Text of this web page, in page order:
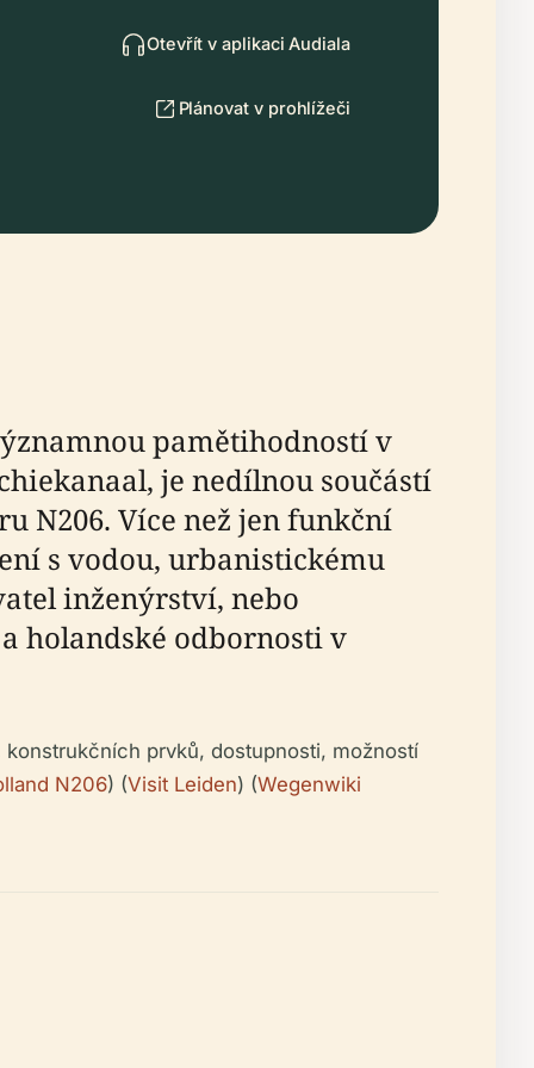
Otevřít v aplikaci Audiala
Plánovat v prohlížeči
pamětihodností v
je nedílnou součástí
N206. Více než jen funkční
s vodou, urbanistickému
inženýrství, nebo
holandské odbornosti v
prvků, dostupnosti, možností
N206) (Visit Leiden) (Wegenwiki